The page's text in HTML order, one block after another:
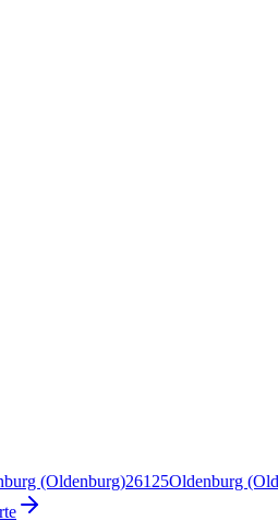
(Oldenburg)26125Oldenburg